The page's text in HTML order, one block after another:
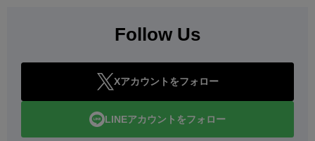
Follow Us
Xアカウントをフォロー
LINEアカウントをフォロー